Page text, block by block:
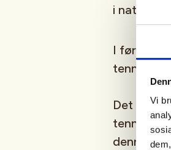
Vi
i naturen.
I første
tenne et
Det vil bli
tenning
denne